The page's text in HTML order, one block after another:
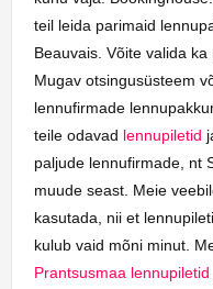
teil leida parimaid
Beauvais. Võite valida
Mugav otsingusüsteem
lennufirmade
teile odavad lennupiletid
paljude lennufirmade, nt
muude seast. Meie
kasutada, nii et
kulub vaid mõni minut.
Prantsusmaa lennupiletid